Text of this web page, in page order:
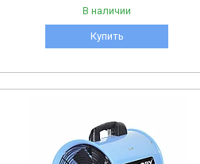
В наличии
Купить